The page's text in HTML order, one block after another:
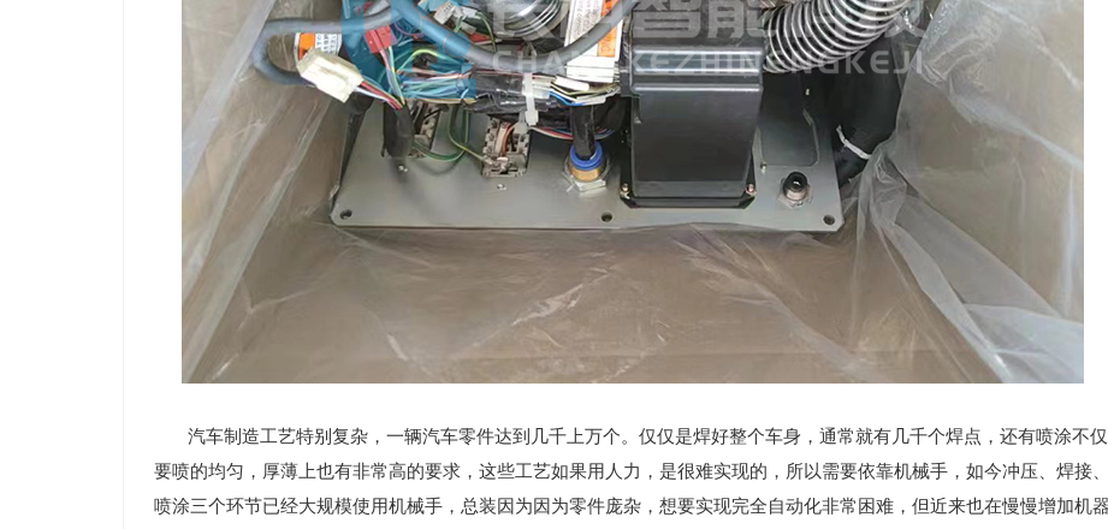
汽车制造工艺特别复杂，一辆汽车零件达到几千上万个。仅仅是焊好整个车身，通常就有几千个焊点，还有喷涂不仅
要喷的均匀，厚薄上也有非常高的要求，这些工艺如果用人力，是很难实现的，所以需要依靠机械手，如今冲压、焊接、
喷涂三个环节已经大规模使用机械手，总装因为因为零件庞杂，想要实现完全自动化非常困难，但近来也在慢慢增加机器